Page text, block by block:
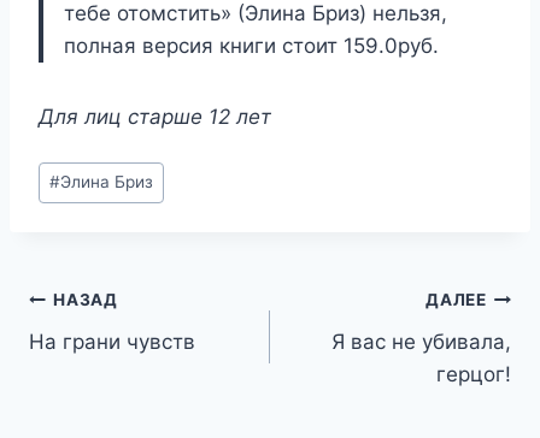
тебе отомстить» (Элина Бриз) нельзя,
полная версия книги стоит 159.0руб.
Для лиц старше 12 лет
Метки
записи:
#Элина Бриз
Навигация
по
НАЗАД
На грани чувств
ДАЛЕЕ
Я вас не убивала,
герцог!